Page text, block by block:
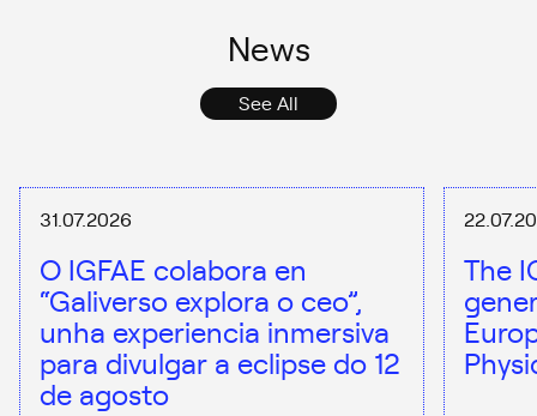
News
See All
31.07.2026
O IGFAE colabora en
“Galiverso explora o ceo”,
unha experiencia inmersiva
para divulgar a eclipse do 12
de agosto
The